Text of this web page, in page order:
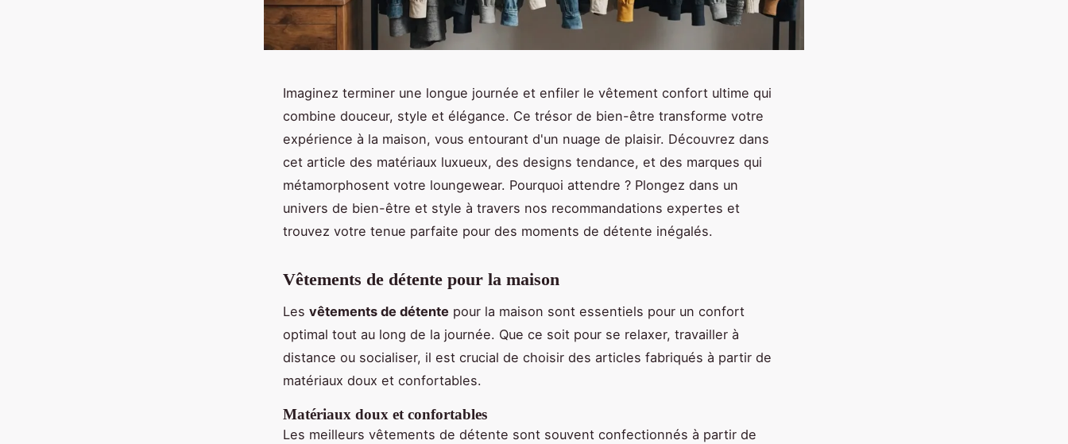
Imaginez terminer une longue journée et enfiler le vêtement confort ultime qui
combine douceur, style et élégance. Ce trésor de bien-être transforme votre
expérience à la maison, vous entourant d'un nuage de plaisir. Découvrez dans
cet article des matériaux luxueux, des designs tendance, et des marques qui
métamorphosent votre loungewear. Pourquoi attendre ? Plongez dans un
univers de bien-être et style à travers nos recommandations expertes et
trouvez votre tenue parfaite pour des moments de détente inégalés.
Vêtements de détente pour la maison
Les vêtements de détente pour la maison sont essentiels pour un confort
optimal tout au long de la journée. Que ce soit pour se relaxer, travailler à
distance ou socialiser, il est crucial de choisir des articles fabriqués à partir de
matériaux doux et confortables.
Matériaux doux et confortables
Les meilleurs vêtements de détente sont souvent confectionnés à partir de